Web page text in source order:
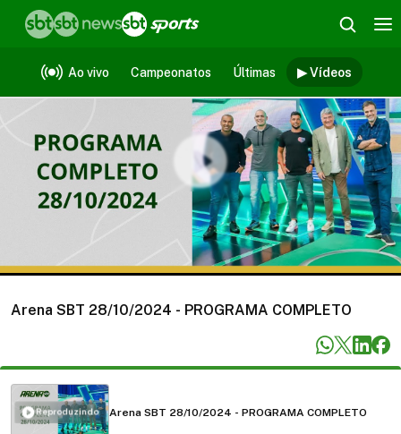
Ao vivo Campeonatos Últimas ▶ Vídeos
Vídeos
Arena SBT 28/10/2024 - PROGRAMA COMPLETO
Reproduzindo Arena SBT 28/10/2024 - PROGRAMA COMPLETO